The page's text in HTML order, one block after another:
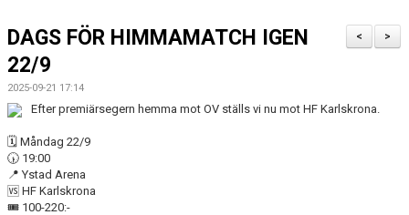
MATCHER
ÖVRIGT
YIF:S NOSTALGOTEK
>
<
DAGS FÖR HIMMAMATCH IGEN
22/9
2025-09-21 17:14
Efter premiärsegern hemma mot OV ställs vi nu mot HF Karlskrona.
🗓️ Måndag 22/9
🕠 19:00
📍 Ystad Arena
🆚 HF Karlskrona
🎟️ 100-220:-